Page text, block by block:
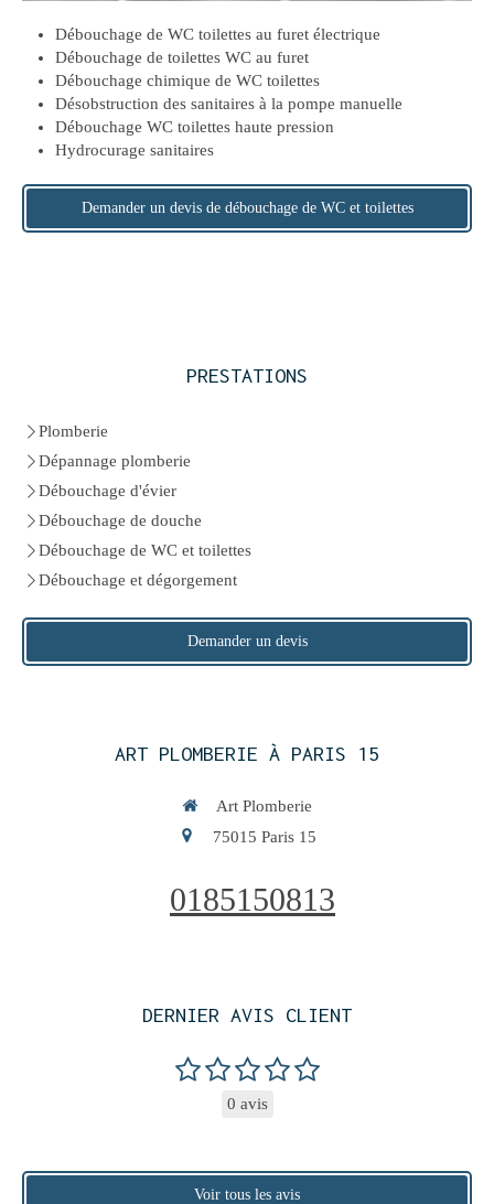
Débouchage de WC toilettes au furet électrique
Débouchage de toilettes WC au furet
Débouchage chimique de WC toilettes
Désobstruction des sanitaires à la pompe manuelle
Débouchage WC toilettes haute pression
Hydrocurage sanitaires
Demander un devis de débouchage de WC et toilettes
PRESTATIONS
Plomberie
Dépannage plomberie
Débouchage d'évier
Débouchage de douche
Débouchage de WC et toilettes
Débouchage et dégorgement
Demander un devis
ART PLOMBERIE À PARIS 15
Art Plomberie
75015 Paris 15
0185150813
DERNIER AVIS CLIENT
0 avis
Voir tous les avis